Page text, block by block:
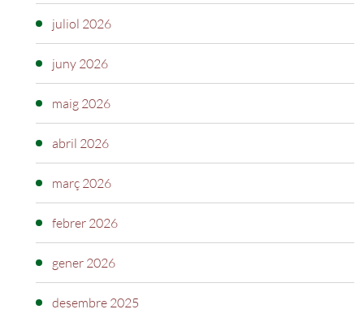
juliol 2026
juny 2026
maig 2026
abril 2026
març 2026
febrer 2026
gener 2026
desembre 2025